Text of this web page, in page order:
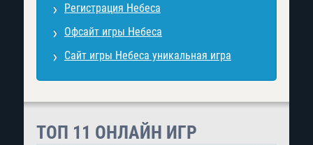
Регистрация Небеса
Офсайт игры Небеса
Сайт игры Небеса уникальная игра
ТОП 11 ОНЛАЙН ИГР